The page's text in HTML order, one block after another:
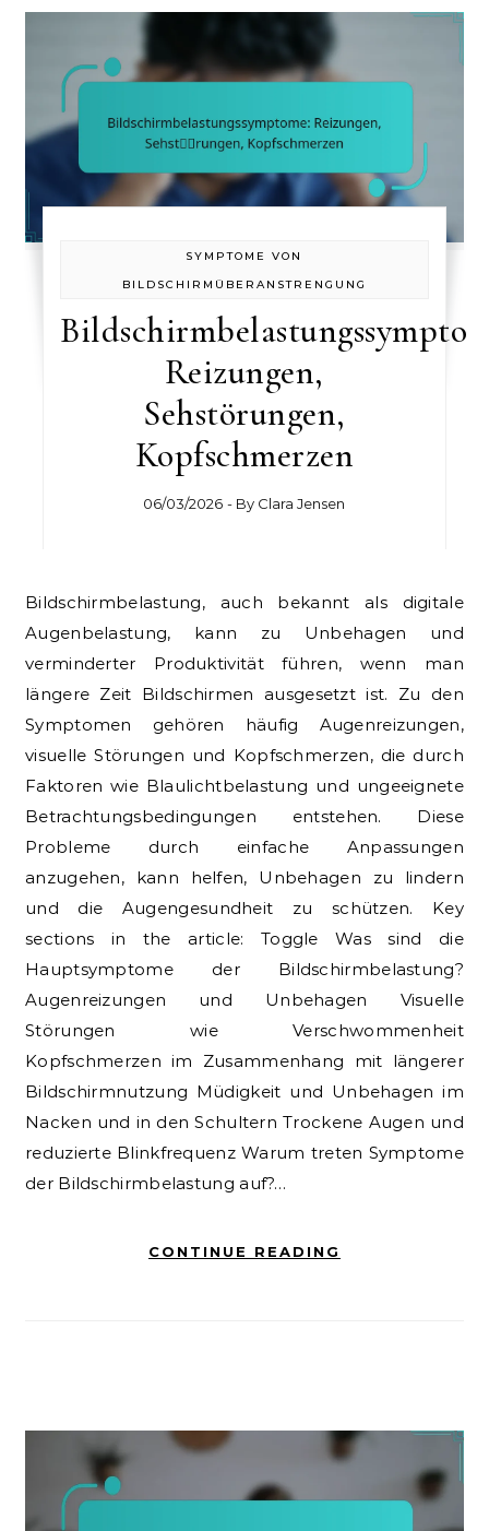
SYMPTOME VON
BILDSCHIRMÜBERANSTRENGUNG
Reizungen,
Sehstörungen,
Kopfschmerzen
06/03/2026 - By Clara Jensen
Bildschirmbelastung, auch bekannt als digitale
Augenbelastung, kann zu Unbehagen und
verminderter Produktivität führen, wenn man
längere Zeit Bildschirmen ausgesetzt ist. Zu den
Symptomen gehören häufig Augenreizungen,
visuelle Störungen und Kopfschmerzen, die durch
Faktoren wie Blaulichtbelastung und ungeeignete
Betrachtungsbedingungen entstehen. Diese
Probleme durch einfache Anpassungen
anzugehen, kann helfen, Unbehagen zu lindern
und die Augengesundheit zu schützen. Key
sections in the article: Toggle Was sind die
Hauptsymptome der Bildschirmbelastung?
Augenreizungen und Unbehagen Visuelle
Störungen wie Verschwommenheit
Kopfschmerzen im Zusammenhang mit längerer
Bildschirmnutzung Müdigkeit und Unbehagen im
Nacken und in den Schultern Trockene Augen und
reduzierte Blinkfrequenz Warum treten Symptome
der Bildschirmbelastung auf?…
CONTINUE READING